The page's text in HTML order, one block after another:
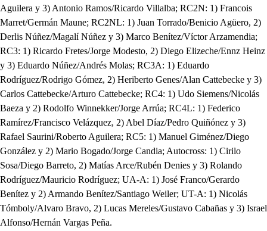
Aguilera y 3) Antonio Ramos/Ricardo Villalba; RC2N: 1) Francois
Marret/Germán Maune; RC2NL: 1) Juan Torrado/Benicio Agüero, 2)
Derlis Núñez/Magalí Núñez y 3) Marco Benítez/Víctor Arzamendia;
RC3: 1) Ricardo Fretes/Jorge Modesto, 2) Diego Elizeche/Ennz Heinz
y 3) Eduardo Núñez/Andrés Molas; RC3A: 1) Eduardo
Rodríguez/Rodrigo Gómez, 2) Heriberto Genes/Alan Cattebecke y 3)
Carlos Cattebecke/Arturo Cattebecke; RC4: 1) Udo Siemens/Nicolás
Baeza y 2) Rodolfo Winnekker/Jorge Arrúa; RC4L: 1) Federico
Ramírez/Francisco Velázquez, 2) Abel Díaz/Pedro Quiñónez y 3)
Rafael Saurini/Roberto Aguilera; RC5: 1) Manuel Giménez/Diego
González y 2) Mario Bogado/Jorge Candia; Autocross: 1) Cirilo
Sosa/Diego Barreto, 2) Matías Arce/Rubén Denies y 3) Rolando
Rodríguez/Mauricio Rodríguez; UA-A: 1) José Franco/Gerardo
Benítez y 2) Armando Benítez/Santiago Weiler; UT-A: 1) Nicolás
Tómboly/Alvaro Bravo, 2) Lucas Mereles/Gustavo Cabañas y 3) Israel
Alfonso/Hernán Vargas Peña.